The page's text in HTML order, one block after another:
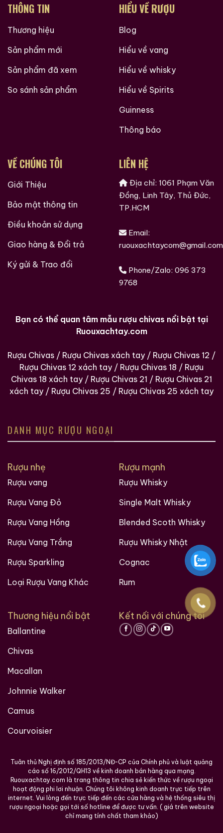
THÔNG TIN
Thương hiệu
Sản phẩm mới
Sản phẩm đã xem
So sánh sản phẩm
HIỂU VỀ RƯỢU
Blog
Hiểu về vang
Hiểu về whisky
Hiểu về Spirits
Guinness
Thông báo
VỀ CHÚNG TÔI
Giới Thiệu
Bảo mật thông tin
Điều khoản sử dụng
Giao hàng & Đổi trả
Ký gửi & Trao đổi
LIÊN HỆ
Địa chỉ: 1061 Phạm Văn
Đồng, Linh Tây, Thủ Đức,
TP.HCM
Email:
ruouxachtaycom@gmail.com
Phone/Zalo: 096 373
9768
Bạn có thể quan tâm mẫu rượu chivas nổi bật tại
Ruouxachtay.com
Rượu Chivas / Rượu Chivas xách tay / Rượu Chivas 12 /
Rượu Chivas 12 xách tay / Rượu Chivas 18 / Rượu
Chivas 18 xách tay / Rượu Chivas 21 / Rượu Chivas 21
xách tay / Rượu Chivas 25 / Rượu Chivas 25 xách tay
DANH MỤC RƯỢU NGOẠI
Rượu nhẹ
Rượu vang
Rượu Vang Đỏ
Rượu Vang Hồng
Rượu Vang Trắng
Rượu Sparkling
Loại Rượu Vang Khác
Rượu mạnh
Rượu Whisky
Single Malt Whisky
Blended Scoth Whisky
Rượu Whisky Nhật
Cognac
Rum
Thương hiệu nổi bật
Ballantine
Chivas
Macallan
Johnnie Walker
Camus
Courvoisier
Kết nối với chúng tôi
Tuân thủ Nghị định số 185/2013/NĐ-CP của Chính phủ và luật quảng
cáo số 16/2012/QH13 về kinh doanh bán hàng qua mạng.
Ruouxachtay.com là trang thông tin chia sẻ kiến thức về rượu ngoại
hoạt động phi lơi nhuận. Chúng tôi không kinh doanh trực tiếp trên
internet. Vui lòng đến trực tiếp đến các cửa hàng và hệ thống siêu thị
rượu ngoại hoặc gọi tới số hotline để được tư vấn. ( giá trên website
chỉ mang tính chất tham khảo)